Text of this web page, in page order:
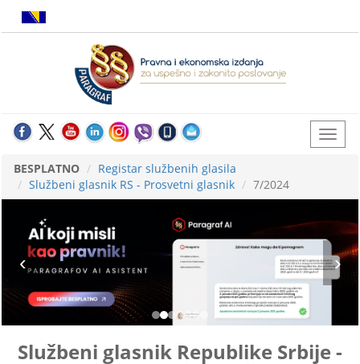
BESPLATNO
Registar službenih glasila
Službeni glasnik RS - Prosvetni glasnik
7/2024
Službeni glasnik Republike Srbije -